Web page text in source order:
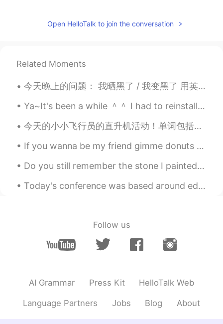
Open HelloTalk to join the conversation
Related Moments
今天晚上的问题： 我晒黑了 / 我变黑了 用英语怎么说 Positives: You've got a nice tan You've got a sun tan (where have yo...
Ya~It's been a while ＾＾ I had to reinstall HelloTalk Unfortunately the messages are gone. . If y...
今天的小小飞行员的直升机活动！单词包括： Helicopter - 直升机 Pilot - 飞行员 Fly - 飞 Land - 降落 有很多小朋友参加了我们的活动，你们看他们长得都很帅😄😄...
If you wanna be my friend gimme donuts 🍩 Just kidding I don't bribe people but I love donuts 🤣🤣🙉 ...
Do you still remember the stone I painted at the beginning of Corona? No? then let me explain i...
Today's conference was based around education and how we can see education from different perspec...
Follow us
AI Grammar Press Kit HelloTalk Web
Language Partners Jobs Blog About